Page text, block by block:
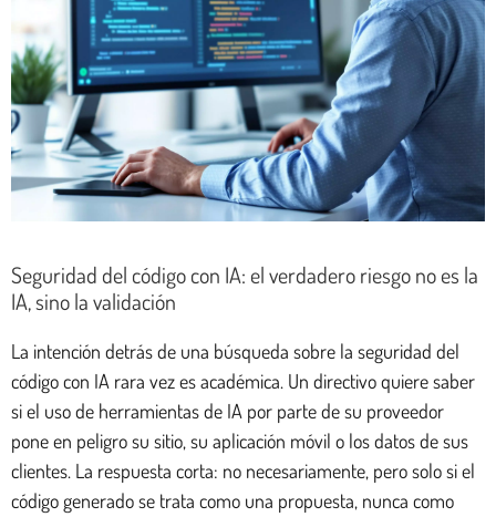
Seguridad del código con IA: el verdadero riesgo no es la
IA, sino la validación
La intención detrás de una búsqueda sobre la seguridad del
código con IA rara vez es académica. Un directivo quiere saber
si el uso de herramientas de IA por parte de su proveedor
pone en peligro su sitio, su aplicación móvil o los datos de sus
clientes. La respuesta corta: no necesariamente, pero solo si el
código generado se trata como una propuesta, nunca como